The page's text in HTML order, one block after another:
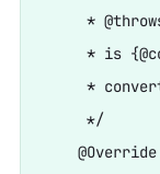
* @throws
* is
*
*/
@Override